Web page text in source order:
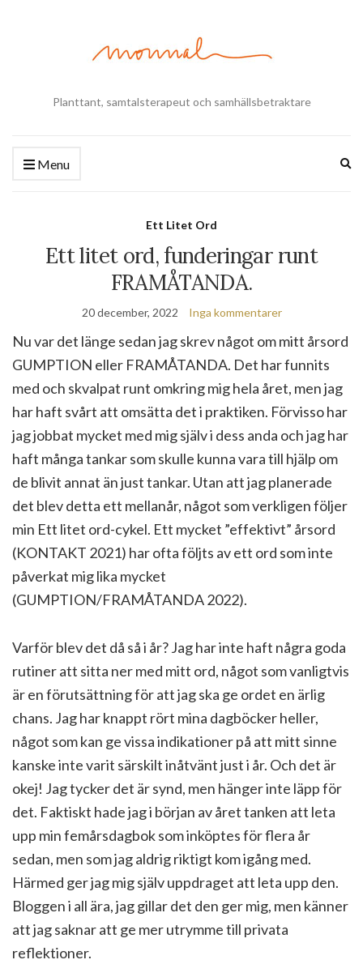
Planttant, samtalsterapeut och samhällsbetraktare
Menu
Ett Litet Ord
Ett litet ord, funderingar runt
FRAMÅTANDA.
20 december, 2022 Inga kommentarer
Nu var det länge sedan jag skrev något om mitt årsord
GUMPTION eller FRAMÅTANDA. Det har funnits
med och skvalpat runt omkring mig hela året, men jag
har haft svårt att omsätta det i praktiken. Förvisso har
jag jobbat mycket med mig själv i dess anda och jag har
haft många tankar som skulle kunna vara till hjälp om
de blivit annat än just tankar. Utan att jag planerade
det blev detta ett mellanår, något som verkligen följer
min Ett litet ord-cykel. Ett mycket ”effektivt” årsord
(KONTAKT 2021) har ofta följts av ett ord som inte
påverkat mig lika mycket
(GUMPTION/FRAMÅTANDA 2022).
Varför blev det då så i år? Jag har inte haft några goda
rutiner att sitta ner med mitt ord, något som vanligtvis
är en förutsättning för att jag ska ge ordet en ärlig
chans. Jag har knappt rört mina dagböcker heller,
något som kan ge vissa indikationer på att mitt sinne
kanske inte varit särskilt inåtvänt just i år. Och det är
okej! Jag tycker det är synd, men hänger inte läpp för
det. Faktiskt hade jag i början av året tanken att leta
upp min femårsdagbok som inköptes för flera år
sedan, men som jag aldrig riktigt kom igång med.
Härmed ger jag mig själv uppdraget att leta upp den.
Bloggen i all ära, jag gillar det den ger mig, men känner
att jag saknar att ge mer utrymme till privata
reflektioner.